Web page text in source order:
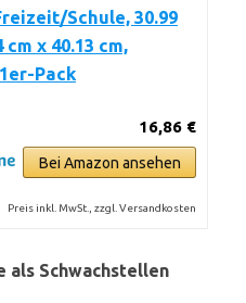
Schule, 30.99
cm x 40.13 cm,
Pack
16,86 €
Bei Amazon ansehen
Preis inkl. MwSt., zzgl. Versandkosten
als Schwachstellen